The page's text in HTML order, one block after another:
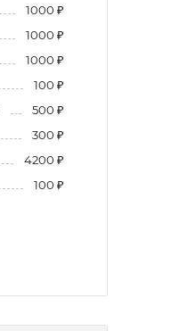
1000 ₽
1000 ₽
1000 ₽
100 ₽
500 ₽
300 ₽
4200 ₽
100 ₽